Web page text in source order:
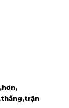
hơn
thắng trận